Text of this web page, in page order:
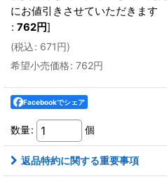
にお値引きさせていただきます
: 762円]
(税込: 671円)
希望小売価格: 762円
Facebookでシェア
数量: 個
返品特約に関する重要事項